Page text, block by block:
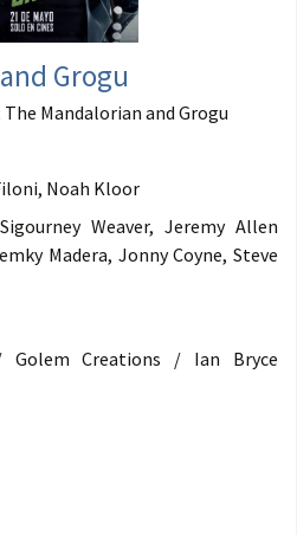
Grogu
The Mandalorian and Grogu
Noah Kloor
Weaver, Jeremy Allen
Madera, Jonny Coyne, Steve
Golem Creations / Ian Bryce